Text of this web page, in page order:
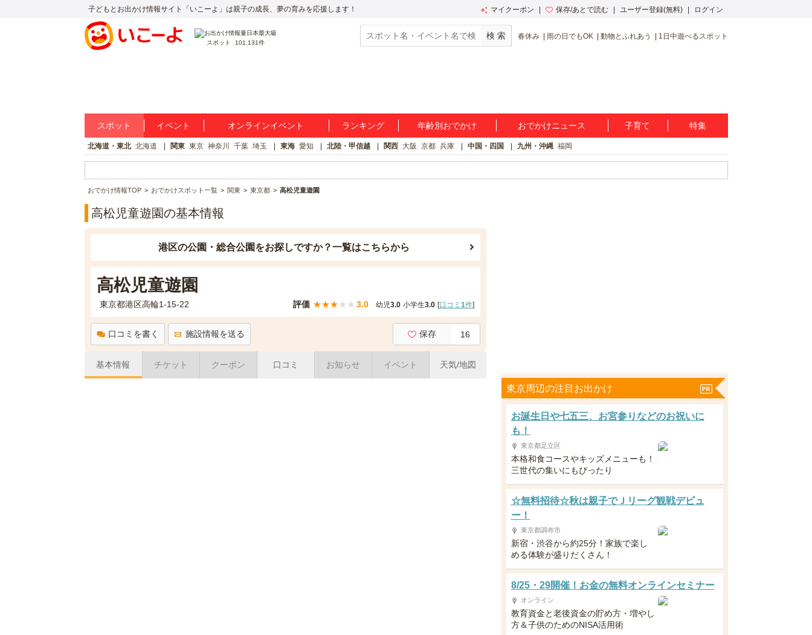
子どもとお出かけ情報サイト「いこーよ」は親子の成長、夢の育みを応援します！ マイクーポン 保存/あとで読む ユーザー登録(無料) ログイン
スポット 101,131件
春休み 雨の日でもOK 動物とふれあう 1日中遊べるスポット
スポット イベント オンラインイベント ランキング 年齢別おでかけ おでかけニュース 子育て 特集
北海道・東北 北海道 関東 東京 神奈川 千葉 埼玉 東海 愛知 北陸・甲信越 関西 大阪 京都 兵庫 中国・四国 九州・沖縄 福岡
おでかけ情報TOP おでかけスポット一覧 関東 東京都 高松児童遊園
高松児童遊園の基本情報
港区の公園・総合公園をお探しですか？一覧はこちらから
高松児童遊園
東京都港区高輪1-15-22 評価 ★★★★ ★ 3.0 幼児3.0 小学生3.0 [口コミ 1件]
口コミを書く 施設情報を送る 保存 16
基本情報 チケット クーポン 口コミ お知らせ イベント 天気/地図
東京周辺の注目お出かけ
お誕生日や七五三、お宮参りなどのお祝いに
も！
東京都足立区
本格和食コースやキッズメニューも！
三世代の集いにもぴったり
☆無料招待☆秋は親子でＪリーグ観戦デビュ
ー！
東京都調布市
新宿・渋谷から約25分！家族で楽し
める体験が盛りだくさん！
8/25・29開催！お金の無料オンラインセミナー
オンライン
教育資金と老後資金の貯め方・増やし
方＆子供のためのNISA活用術